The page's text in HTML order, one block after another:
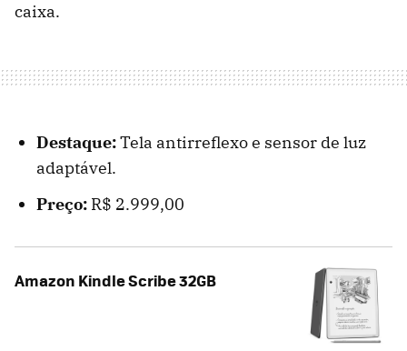
caixa.
Destaque:Tela antirreflexo e sensor de luz
adaptável.
Preço: R$ 2.999,00
Amazon Kindle Scribe 32GB